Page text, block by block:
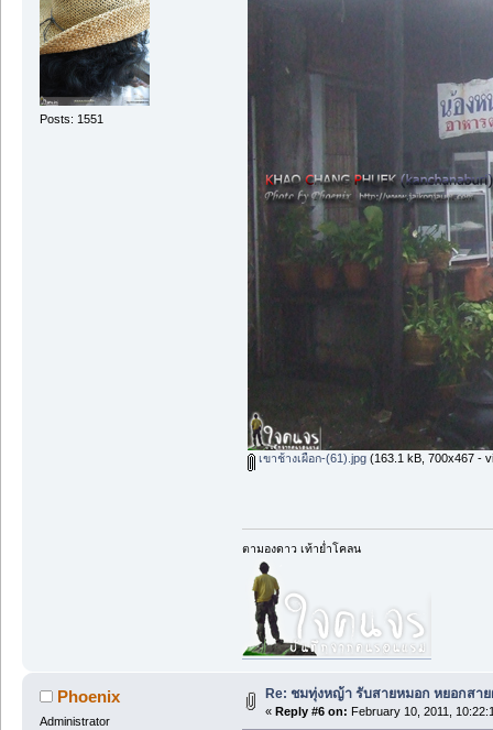
Posts: 1551
เขาช้างเผือก-(61).jpg(163.1 kB, 700x467 -
ตามองดาว เท้าย่ำโคลน
Phoenix
Administrator
Re: ชมทุ่งหญ้า รับสายหมอก หยอกสาย
« Reply #6 on: February 10, 2011,